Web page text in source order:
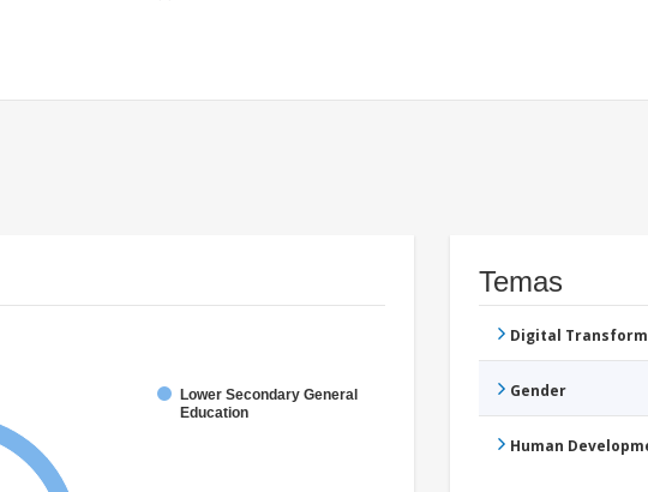
Lower Secondary General
Education
Temas
Digital
Gender
Human